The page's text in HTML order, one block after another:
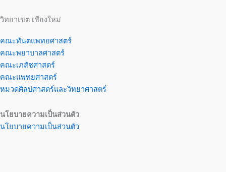
วิทยาเขต เชียงใหม่
คณะทันตแพทยศาสตร์
คณะพยาบาลศาสตร์
คณะเภสัชศาสตร์
คณะแพทยศาสตร์
หมวดศิลปศาสตร์และวิทยาศาสตร์
นโยบายความเป็นส่วนตัว
นโยบายความเป็นส่วนตัว